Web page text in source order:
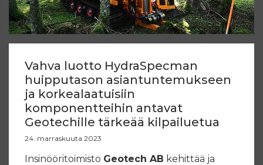
Vahva luotto HydraSpecman
huipputason asiantuntemukseen
ja korkealaatuisiin
komponentteihin antavat
Geotechille tärkeää kilpailuetua
24. marraskuuta 2023
Insinööritoimisto Geotech AB kehittää ja